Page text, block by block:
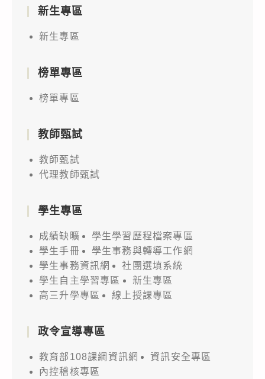
新生專區
新生專區
榜單專區
榜單專區
教師甄試
教師甄試
代理教師甄試
學生專區
成績缺曠
學生學習歷程檔案專區
學生手冊
學生事務與轉導工作網
學生事務資訊網
社團選填系統
學生自主學習專區
新生專區
高三升學專區
線上授課專區
政令宣導專區
教育部108課綱資訊網
資訊安全專區
內控稽核專區